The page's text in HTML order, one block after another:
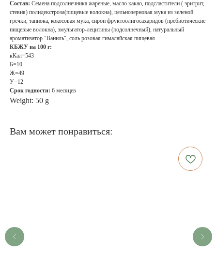
Состав: Семена подсолнечника жареные, масло какао, подсластители ( эритрит,
стевия) полидекстроза(пищевые волокна), цельнозерновая мука из зеленой
гречки, тапиока, кокосовая мука, сироп фруктоолигосахаридов (пребиотические
пищевые волокна), эмульгатор-лецитины (подсолнечный), натуральный
ароматизатор "Ваниль", соль розовая гималайская пищевая
КБЖУ на 100 г:
кКал=543
Б=10
Ж=49
У=12
Срок годности: 6 месяцев
Weight: 50 g
Вам может понравиться: